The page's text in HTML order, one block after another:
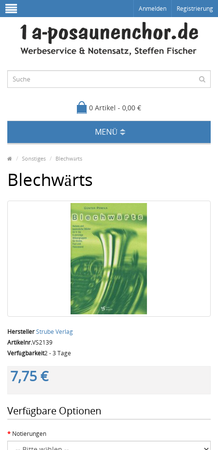
Anmelden Registrierung
0 Artikel - 0,00 €
MENÜ
Sonstiges Blechwärts
Blechwärts
HerstellerStrube Verlag
Artikelnr.VS2139
Verfügbarkeit2 - 3 Tage
7,75 €
Verfügbare Optionen
Notierungen